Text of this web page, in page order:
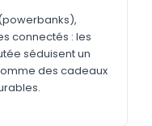
connectés : les
séduisent un
des cadeaux